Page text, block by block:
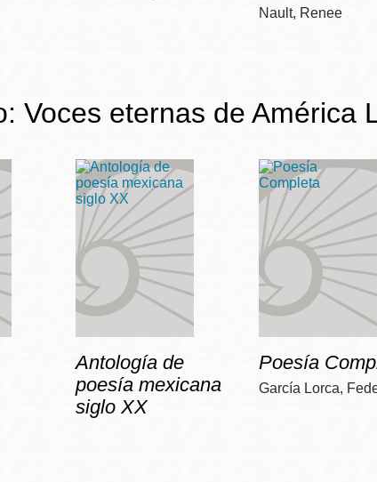
Nault, Renee
Voces eternas de América
Antología de
poesía mexicana
siglo XX
Poesía
García Lorca,